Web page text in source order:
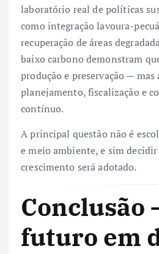
laboratório real de políticas
como integração lavoura-
recuperação de áreas
baixo carbono demonstram
produção e preservação — mas
planejamento, fiscalização e
contínuo.
A principal questão não é
e meio ambiente, e sim
crescimento será adotado.
Conclusão
futuro em